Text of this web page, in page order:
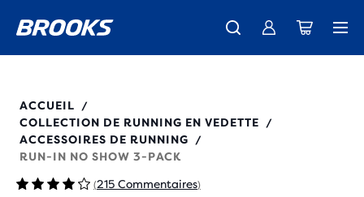
Expéditions gratuites sur les achats de plus de CHF 100
La toute nouvelle Ghost Amp est là - Acheter Femme Homme
Découvre la nouvelle collection Cascadia - Acheter maintenant
280493
ACCUEIL
/
COLLECTION DE RUNNING EN VEDETTE
/
ACCESSOIRES DE RUNNING
/
RUN-IN NO SHOW 3-PACK
(215 Commentaires)